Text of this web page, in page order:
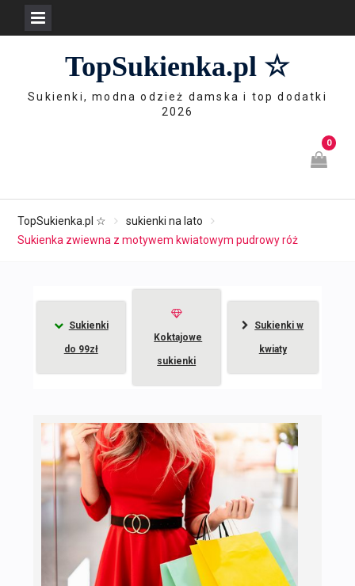
TopSukienka.pl ☆
Sukienki, modna odzież damska i top dodatki
2026
0
TopSukienka.pl ☆
sukienki na lato
Sukienka zwiewna z motywem kwiatowym pudrowy róż
Sukienki
do 99zł
Koktajowe
sukienki
Sukienki w
kwiaty